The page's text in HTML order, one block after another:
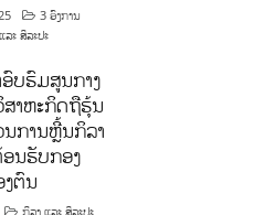
3 ອົງການ
ລະ ສິລະປະ
ອົບຮົມສູນກາງ
າຫະກິດຖືຮຸ້ນ
ນການຫຼີ້ນກິລາ
ອນຮັບກອງ
ຕົນ
ກິລາ ແລະ ສິລະປະ